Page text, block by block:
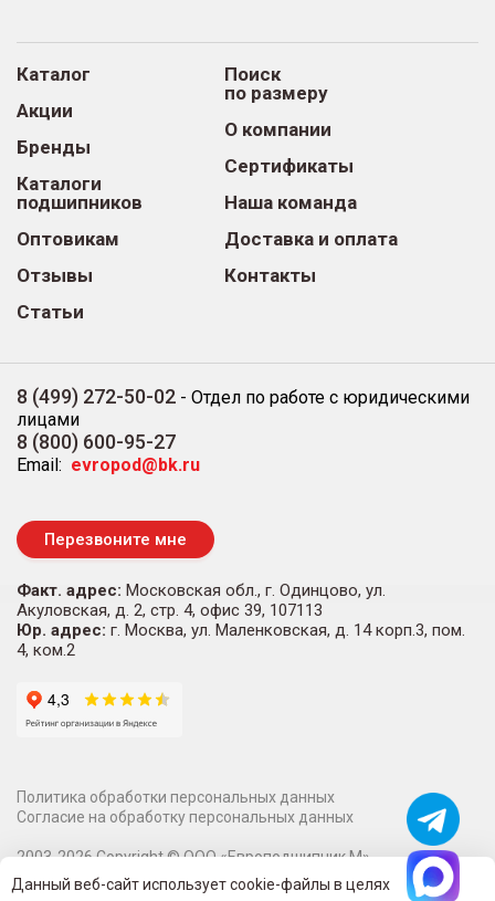
Каталог
Акции
Бренды
Каталоги
подшипников
Оптовикам
Отзывы
Статьи
Поиск
по размеру
О компании
Сертификаты
Наша команда
Доставка и оплата
Контакты
8 (499) 272-50-02 - Отдел по работе с юридическими
лицами
8 (800) 600-95-27
Email: evropod@bk.ru
Перезвоните мне
Факт. адрес: Московская обл., г. Одинцово, ул.
Акуловская, д. 2, стр. 4, офис 39, 107113
Юр. адрес: г. Москва, ул. Маленковская, д. 14 корп.3, пом.
4, ком.2
Политика обработки персональных данных
Согласие на обработку персональных данных
2003-2026Copyright ©ООО «Европодшипник М»
Информация на сайте о технических характеристиках,
наличии на складе, стоимости и изображениях товаров не
Данный веб-сайт использует cookie-файлы в целях